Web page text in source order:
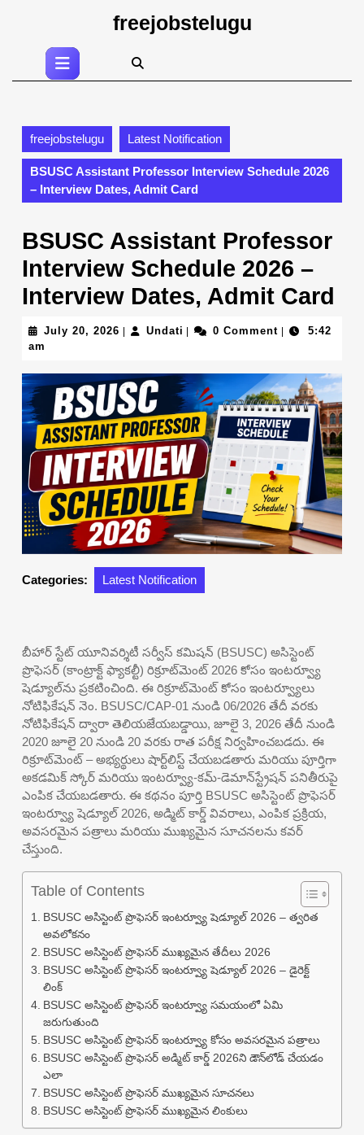
to
freejobstelugu
Open
Button
freejobstelugu Latest Notification
BSUSC Assistant Professor Interview Schedule 2026
– Interview Dates, Admit Card
BSUSC Assistant Professor
Interview Schedule 2026 –
Interview Dates, Admit Card
July 20, 2026 July Undati Undati0 Comment
5:42
am
Categories: Latest Notification
బీహార్ స్టేట్ యూనివర్శిటీ సర్వీస్ కమిషన్ (BSUSC) అసిస్టెంట్
ప్రొఫెసర్ (కాంట్రాక్ట్ ఫ్యాకల్టీ) రిక్రూట్‌మెంట్ 2026 కోసం ఇంటర్వ్యూ
షెడ్యూల్‌ను ప్రకటించింది. ఈ రిక్రూట్‌మెంట్ కోసం ఇంటర్వ్యూలు
నోటిఫికేషన్ నెం. BSUSC/CAP-01 నుండి 06/2026 తేదీ వరకు
నోటిఫికేషన్ ద్వారా తెలియజేయబడ్డాయి, జూలై 3, 2026 తేదీ నుండి
2020 జూలై 20 నుండి 20 వరకు రాత పరీక్ష నిర్వహించబడదు. ఈ
రిక్రూట్‌మెంట్ – అభ్యర్థులు షార్ట్‌లిస్ట్ చేయబడతారు మరియు పూర్తిగా
అకడమిక్ స్కోర్ మరియు ఇంటర్వ్యూ-కమ్-డెమాన్‌స్ట్రేషన్ పనితీరుపై
ఎంపిక చేయబడతారు. ఈ కథనం పూర్తి BSUSC అసిస్టెంట్ ప్రొఫెసర్
ఇంటర్వ్యూ షెడ్యూల్ 2026, అడ్మిట్ కార్డ్ వివరాలు, ఎంపిక ప్రక్రియ,
అవసరమైన పత్రాలు మరియు ముఖ్యమైన సూచనలను కవర్
చేస్తుంది.
Table of Contents
BSUSC అసిస్టెంట్ ప్రొఫెసర్ ఇంటర్వ్యూ షెడ్యూల్ 2026 – త్వరిత
అవలోకనం
BSUSC అసిస్టెంట్ ప్రొఫెసర్ ముఖ్యమైన తేదీలు 2026
BSUSC అసిస్టెంట్ ప్రొఫెసర్ ఇంటర్వ్యూ షెడ్యూల్ 2026 – డైరెక్ట్
లింక్
BSUSC అసిస్టెంట్ ప్రొఫెసర్ ఇంటర్వ్యూ సమయంలో ఏమి
జరుగుతుంది
BSUSC అసిస్టెంట్ ప్రొఫెసర్ ఇంటర్వ్యూ కోసం అవసరమైన పత్రాలు
BSUSC అసిస్టెంట్ ప్రొఫెసర్ అడ్మిట్ కార్డ్ 2026ని డౌన్‌లోడ్ చేయడం
ఎలా
BSUSC అసిస్టెంట్ ప్రొఫెసర్ ముఖ్యమైన సూచనలు
BSUSC అసిస్టెంట్ ప్రొఫెసర్ ముఖ్యమైన లింకులు